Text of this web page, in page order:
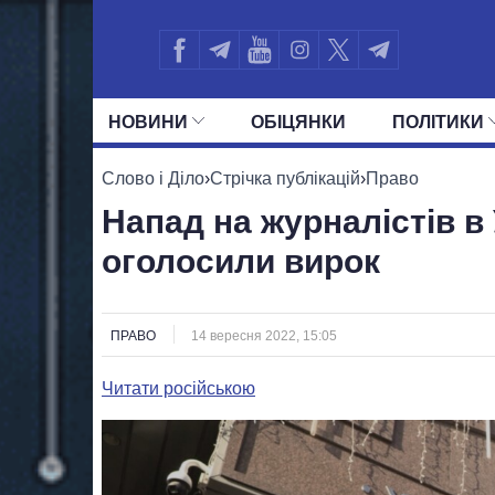
НОВИНИ ОБIЦЯНКИ ПОЛIТИКИ
УСІ ПОЛІТИКИ ПРЕЗИДЕНТ І ОФІС
Слово і Діло›Стрічка публікацій›Право
Напад на журналістів
оголосили вирок
ПРАВО 14 вересня 2022, 15:05
Читати російською